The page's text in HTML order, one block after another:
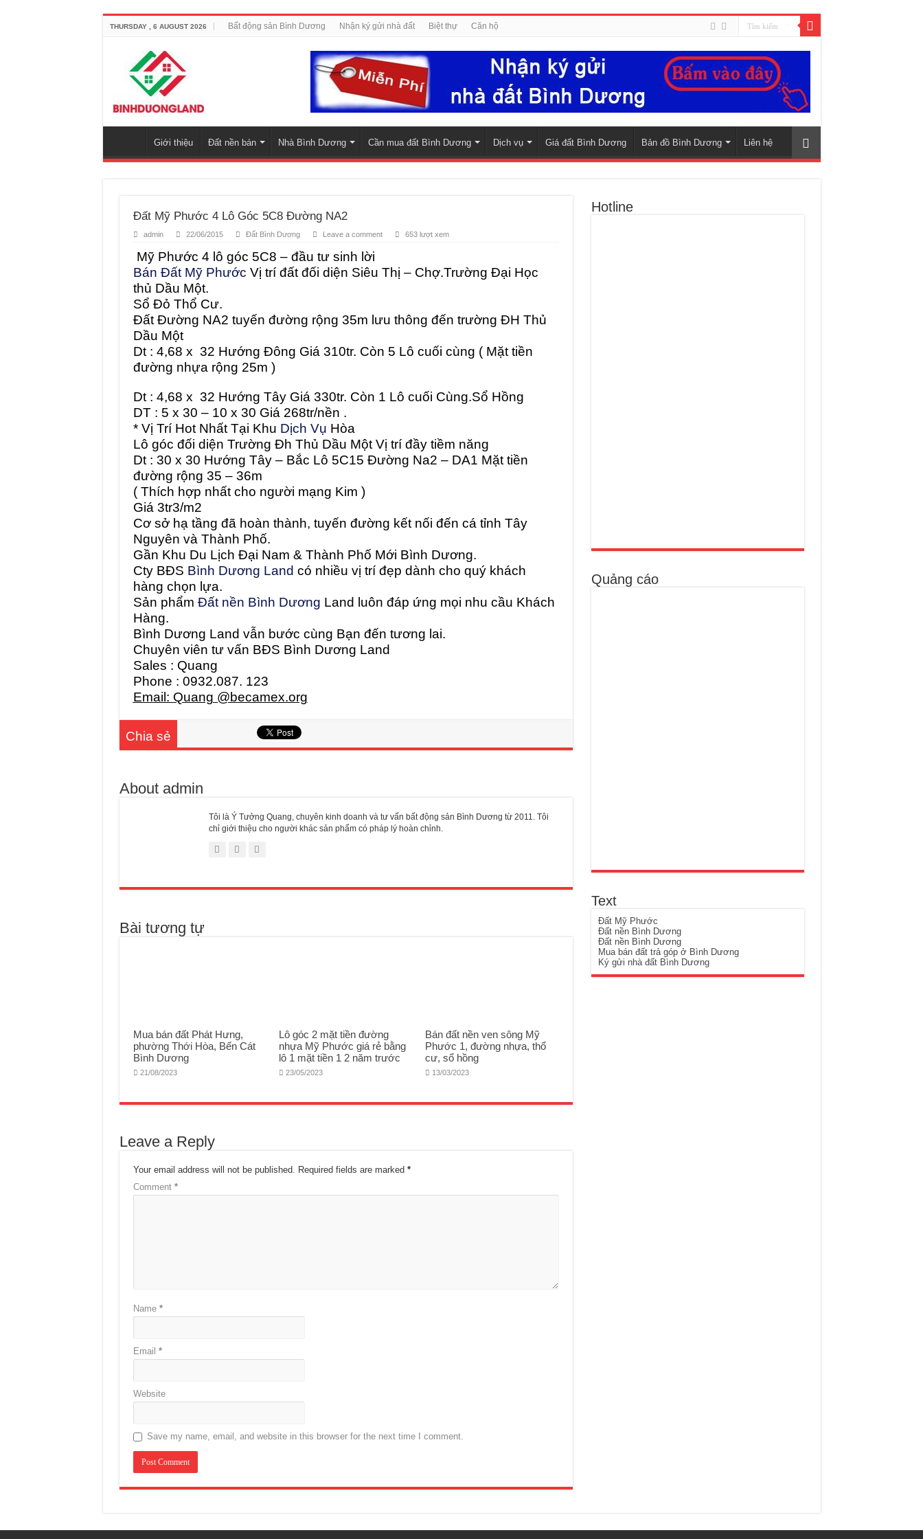
THURSDAY , 6 AUGUST 2026 Bất động sản Bình Dương Nhận ký gửi nhà đất Biệt thự Căn hộ
Giới thiệu Đất nền bán Nhà Bình Dương Cần mua đất Bình Dương Dịch vụ Giá đất Bình Dương Bản đồ Bình Dương Liên hệ
Đất Mỹ Phước 4 Lô Góc 5C8 Đường NA2
admin 22/06/2015 Đất Bình Dương Leave a comment 653 lượt xem
Mỹ Phước 4 lô góc 5C8 – đầu tư sinh lời
Bán Đất Mỹ Phước Vị trí đất đối diện Siêu Thị – Chợ.Trường Đại Học
thủ Dầu Một.
Sổ Đỏ Thổ Cư.
Đất Đường NA2 tuyến đường rộng 35m lưu thông đến trường ĐH Thủ
Dầu Một
Dt : 4,68 x 32 Hướng Đông Giá 310tr. Còn 5 Lô cuối cùng ( Mặt tiền
đường nhựa rộng 25m )
Dt : 4,68 x 32 Hướng Tây Giá 330tr. Còn 1 Lô cuối Cùng.Sổ Hồng
DT : 5 x 30 – 10 x 30 Giá 268tr/nền .
* Vị Trí Hot Nhất Tại Khu Dịch Vụ Hòa
Lô góc đối diện Trường Đh Thủ Dầu Một Vị trí đầy tiềm năng
Dt : 30 x 30 Hướng Tây – Bắc Lô 5C15 Đường Na2 – DA1 Mặt tiền
đường rộng 35 – 36m
( Thích hợp nhất cho người mạng Kim )
Giá 3tr3/m2
Cơ sở hạ tầng đã hoàn thành, tuyến đường kết nối đến cá tỉnh Tây
Nguyên và Thành Phố.
Gần Khu Du Lịch Đại Nam & Thành Phố Mới Bình Dương.
Cty BĐS Bình Dương Land có nhiều vị trí đẹp dành cho quý khách
hàng chọn lựa.
Sản phẩm Đất nền Bình Dương Land luôn đáp ứng mọi nhu cầu Khách
Hàng.
Bình Dương Land vẫn bước cùng Bạn đến tương lai.
Chuyên viên tư vấn BĐS Bình Dương Land
Sales : Quang
Phone : 0932.087. 123
Email: Quang @becamex.org
Chia sẻ
About admin
Tôi là Ý Tưởng Quang, chuyên kinh doanh và tư vấn bất động sản Bình Dương từ 2011. Tôi
chỉ giới thiệu cho người khác sản phẩm có pháp lý hoàn chỉnh.
Bài tương tự
Mua bán đất Phát Hưng,
phường Thới Hòa, Bến Cát
Bình Dương
21/08/2023
Lô góc 2 mặt tiền đường
nhựa Mỹ Phước giá rẻ bằng
lô 1 mặt tiền 1 2 năm trước
23/05/2023
Bán đất nền ven sông Mỹ
Phước 1, đường nhựa, thổ
cư, sổ hồng
13/03/2023
Leave a Reply
Your email address will not be published. Required fields are marked *
Comment *
Name *
Email *
Website
Save my name, email, and website in this browser for the next time I comment.
Hotline
Quảng cáo
Text
Đất Mỹ Phước
Đất nền Bình Dương
Đất nền Bình Dương
Mua bán đất trả góp ở Bình Dương
Ký gửi nhà đất Bình Dương